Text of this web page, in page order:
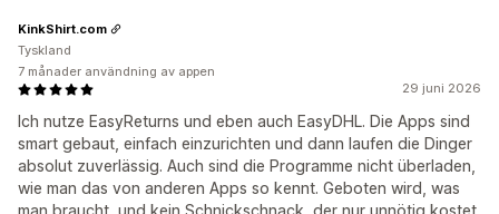
29 juni 2026
Ich nutze EasyReturns und eben auch EasyDHL. Die Apps sind
smart gebaut, einfach einzurichten und dann laufen die Dinger
absolut zuverlässig. Auch sind die Programme nicht überladen,
wie man das von anderen Apps so kennt. Geboten wird, was
KinkShirt.com
Tyskland
7 månader användning av appen